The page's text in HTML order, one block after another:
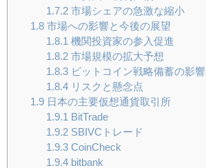
1.7.2市場シェアの急激な縮小
1.8市場への影響と今後の展望
1.8.1 機関投資家の参入促進
1.8.2市場規模の拡大予想
1.8.3ビットコイン戦略備蓄の影響
1.8.4リスクと懸念点
1.9日本の主要仮想通貨取引所
1.9.1
BitTrade
1.9.2SBIVCトレード
1.9.3CoinCheck
1.9.4bitbank